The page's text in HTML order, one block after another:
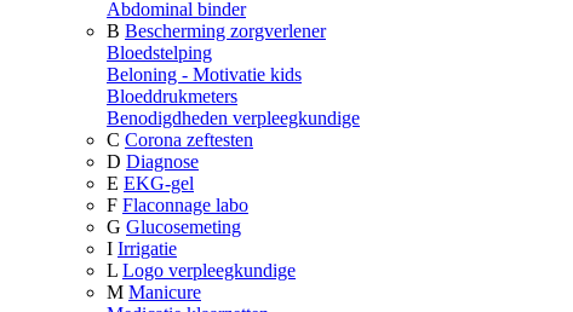
Abdominal binder
B Bescherming zorgverlener
Bloedstelping
Beloning - Motivatie kids
Bloeddrukmeters
Benodigdheden verpleegkundige
C Corona zeftesten
D Diagnose
E EKG-gel
F Flaconnage labo
G Glucosemeting
I Irrigatie
L Logo verpleegkundige
M Manicure